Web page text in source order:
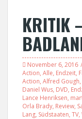
KRITIK
November 6, 2016
Action, Alle, Endzeit,
Action, Alfred Gough,
Daniel Wus, DVD,
Lance Henriksen,
Orla Brady, Review,
Lang, Südstaaten, TV,